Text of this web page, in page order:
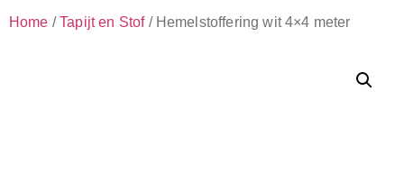
Home /Tapijt en Stof/ Hemelstoffering wit 4×4 meter